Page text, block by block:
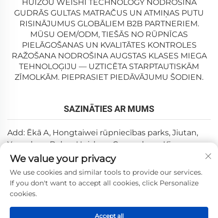
HUIZOU WEISHI TECHNOLOGY NODROŠINA
GUDRĀS GULTAS MATRAČUS UN ATMIŅAS PUTU
RISINĀJUMUS GLOBĀLIEM B2B PARTNERIEM.
MŪSU OEM/ODM, TIEŠĀS NO RŪPNĪCAS
PIELĀGOŠANAS UN KVALITĀTES KONTROLES
RAŽOŠANA NODROŠINA AUGSTAS KLASES MIEGA
TEHNOLOĢIJU — UZTICĒTA STARPTAUTISKĀM
ZĪMOLKĀM. PIEPRASIET PIEDĀVĀJUMU ŠODIEN.
SAZINĀTIES AR MUMS
Add: Ēkā A, Hongtaiwei rūpniecības parks, Jiutan,
Yuanzhou, Boluo, Huizhou, Guangdong, Ķīna
E-pasts:[email protected]
Tālrunis:+86-0752-6688646
Autortiesības © 2025, Huizhou Weishi Technology Co., Ltd.
We value your privacy
We use cookies and similar tools to provide our services.
If you don't want to accept all cookies, click Personalize
cookies.
Accept all